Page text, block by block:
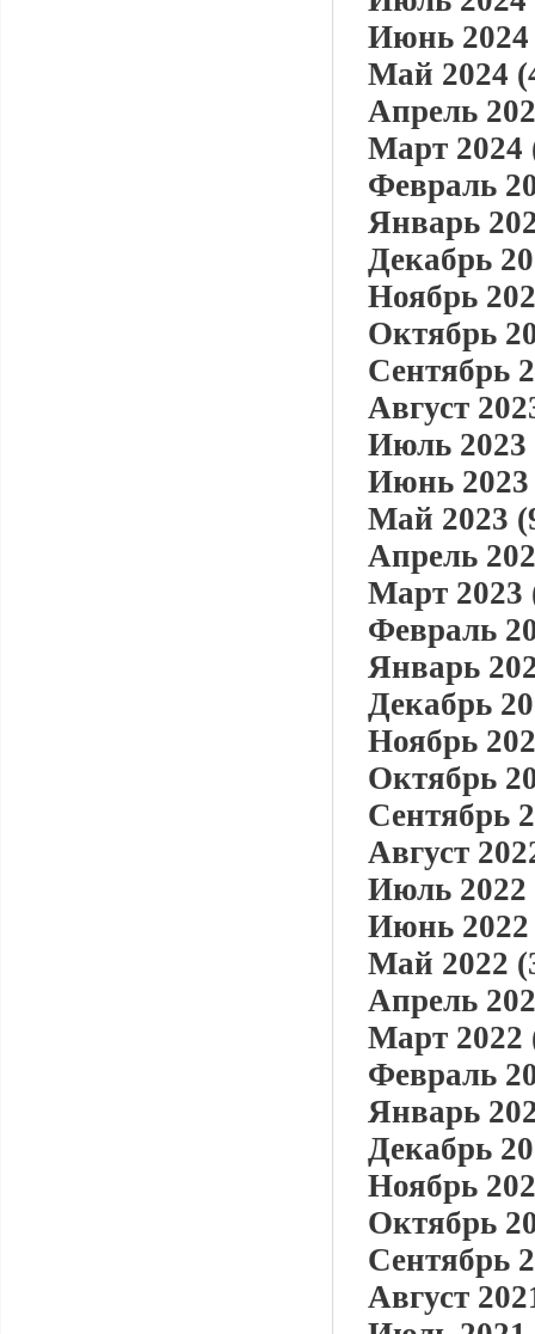
Июнь 2024
Май 2024
Апрель
Март 2024
Февраль
Январь
Декабрь
Ноябрь
Октябрь
Сентябрь
Август
Июль 2023
Июнь 2023
Май 2023
Апрель
Март 2023
Февраль
Январь
Декабрь
Ноябрь
Октябрь
Сентябрь
Август
Июль 2022
Июнь 2022
Май 2022
Апрель
Март 2022
Февраль
Январь
Декабрь
Ноябрь
Октябрь
Сентябрь
Август